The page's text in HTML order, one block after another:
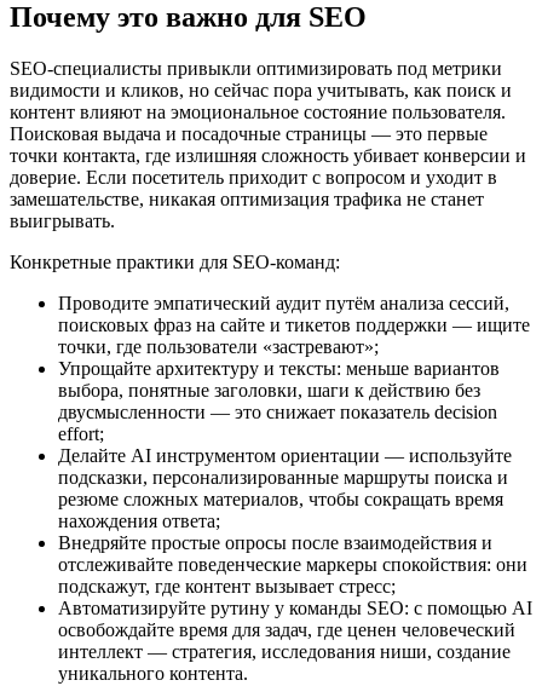
Почему это важно для SEO
SEO‑специалисты привыкли оптимизировать под метрики
видимости и кликов, но сейчас пора учитывать, как поиск и
контент влияют на эмоциональное состояние пользователя.
Поисковая выдача и посадочные страницы — это первые
точки контакта, где излишняя сложность убивает конверсии и
доверие. Если посетитель приходит с вопросом и уходит в
замешательстве, никакая оптимизация трафика не станет
выигрывать.
Конкретные практики для SEO‑команд:
Проводите эмпатический аудит путём анализа сессий,
поисковых фраз на сайте и тикетов поддержки — ищите
точки, где пользователи «застревают»;
Упрощайте архитектуру и тексты: меньше вариантов
выбора, понятные заголовки, шаги к действию без
двусмысленности — это снижает показатель decision
effort;
Делайте AI инструментом ориентации — используйте
подсказки, персонализированные маршруты поиска и
резюме сложных материалов, чтобы сокращать время
нахождения ответа;
Внедряйте простые опросы после взаимодействия и
отслеживайте поведенческие маркеры спокойствия: они
подскажут, где контент вызывает стресс;
Автоматизируйте рутину у команды SEO: с помощью AI
освобождайте время для задач, где ценен человеческий
интеллект — стратегия, исследования ниши, создание
уникального контента.